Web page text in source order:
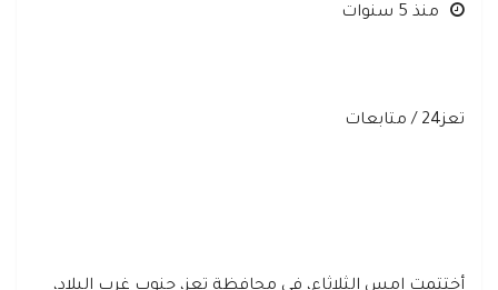
منذ 5 سنوات
تعز24 / متابعات